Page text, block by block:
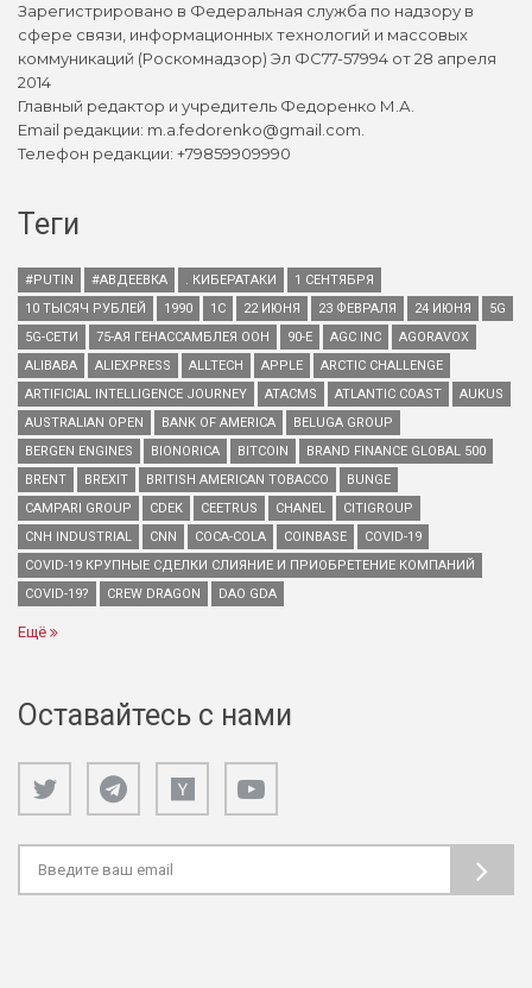
Зарегистрировано в Федеральная служба по надзору в
сфере связи, информационных технологий и массовых
коммуникаций (Роскомнадзор) Эл ФС77-57994 от 28 апреля
2014
Главный редактор и учредитель Федоренко М.А.
Email редакции: m.a.fedorenko@gmail.com.
Телефон редакции: +79859909990
Теги
#PUTIN #АВДЕЕВКА . КИБЕРАТАКИ
1 СЕНТЯБРЯ
10 ТЫСЯЧ РУБЛЕЙ
1990 1С 22 ИЮНЯ 23 ФЕВРАЛЯ 24 ИЮНЯ
5G
5G-СЕТИ
75-АЯ ГЕНАССАМБЛЕЯ ООН 90-Е AGC INC
AGORAVOX
ALIBABA
ALIEXPRESS ALLTECH APPLE
ARCTIC CHALLENGE
ARTIFICIAL INTELLIGENCE JOURNEY
ATACMS ATLANTIC COAST
AUKUS
AUSTRALIAN OPEN
BANK OF AMERICA
BELUGA GROUP
BERGEN ENGINES
BIONORICA BITCOIN
BRAND FINANCE GLOBAL 500
BRENT
BREXIT BRITISH AMERICAN TOBACCO
BUNGE
CAMPARI GROUP
CDEK CEETRUS CHANEL
CITIGROUP
CNH INDUSTRIAL
CNN COCA-COLA COINBASE
COVID-19
COVID-19 КРУПНЫЕ СДЕЛКИ СЛИЯНИЕ И ПРИОБРЕТЕНИЕ КОМПАНИЙ
COVID-19?
CREW DRAGON DAO GDA
Ещё
Оставайтесь с нами